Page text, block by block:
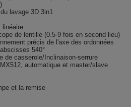
lavage 3D 3in1
linéaire
de lentille (0.5-9 fois en second lieu)
précis de l'axe des ordonnées
540°
de casserole/Inclinaison-serrure
automatique et master/slave
et la remise